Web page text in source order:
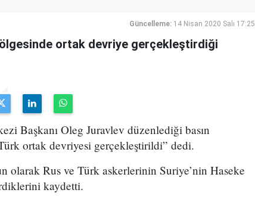
Güncelleme: 14 Nisan 2020 Salı 17:25
ortak devriye gerçekleştirdiği
Başkanı Oleg Juravlev düzenlediği basın
ortak devriyesi gerçekleştirildi” dedi.
Rus ve Türk askerlerinin Suriye’nin Haseke
kaydetti.